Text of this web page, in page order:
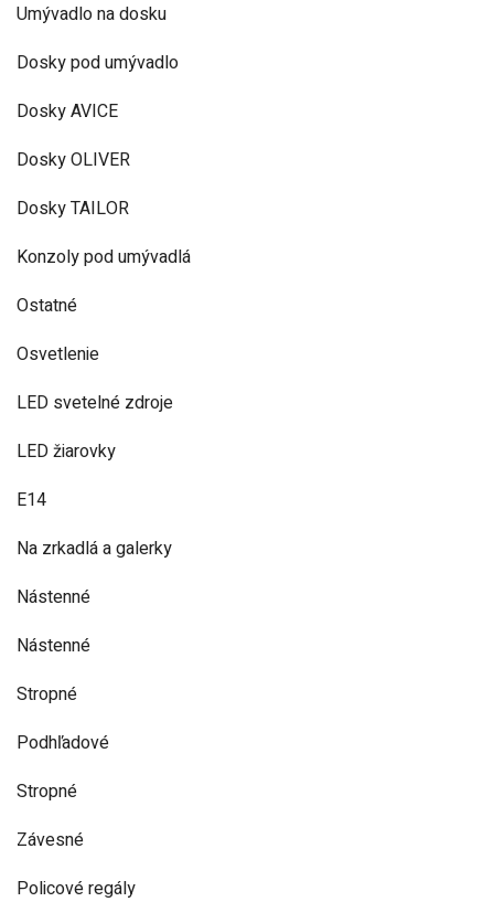
Umývadlo na dosku
Dosky pod umývadlo
Dosky AVICE
Dosky OLIVER
Dosky TAILOR
Konzoly pod umývadlá
Ostatné
Osvetlenie
LED svetelné zdroje
LED žiarovky
E14
Na zrkadlá a galerky
Nástenné
Nástenné
Stropné
Podhľadové
Stropné
Závesné
Policové regály